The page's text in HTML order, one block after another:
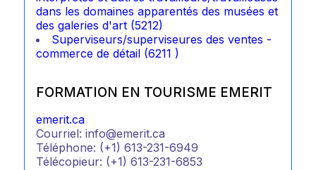
dans les domaines apparentés des musées et
des galeries d'art (5212)
Superviseurs/superviseures des ventes -
commerce de détail (6211 )
FORMATION EN TOURISME EMERIT
emerit.ca
Courriel: info@emerit.ca
Téléphone: (+1) 613-231-6949
Télécopieur: (+1) 613-231-6853